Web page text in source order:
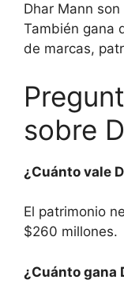
Dhar Mann
También gana
de marcas,
sobre
¿Cuánto vale
El patrimonio
$260 millones.
¿Cuánto gana